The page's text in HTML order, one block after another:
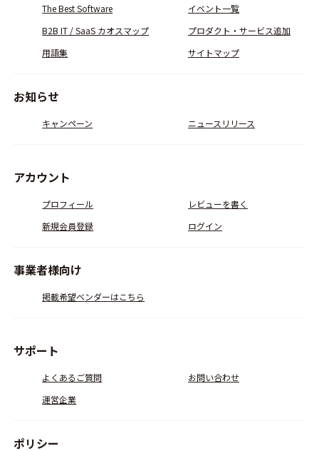
The Best Software
イベント一覧
B2B IT / SaaS カオスマップ
プロダクト・サービス追加
用語集
サイトマップ
お知らせ
キャンペーン ニュースリリース
アカウント
プロフィール
レビューを書く
新規会員登録
ログイン
事業者様向け
掲載希望ベンダーはこちら
サポート
よくあるご質問
お問い合わせ
運営企業
ポリシー